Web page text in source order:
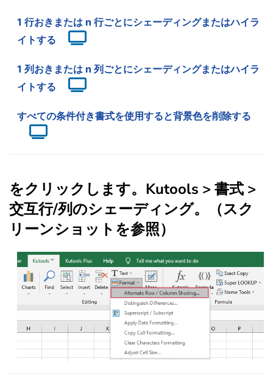
1 行おきまたは n 行ごとにシェーディングまたはハイラ
イトする
1 列おきまたは n 列ごとにシェーディングまたはハイラ
イトする
すべての条件付き書式を使用すると背景色を削除する
をクリックします。 Kutools > 書式 >
交互行/列のシェーディング。（スク
リーンショットを参照）